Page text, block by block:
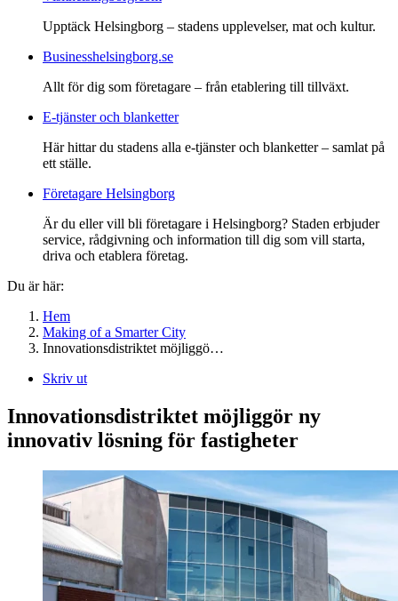
Upptäck Helsingborg – stadens upplevelser, mat och kultur.
Businesshelsingborg.se
Allt för dig som företagare – från etablering till tillväxt.
E-tjänster och blanketter
Här hittar du stadens alla e-tjänster och blanketter – samlat på
ett ställe.
Företagare Helsingborg
Är du eller vill bli företagare i Helsingborg? Staden erbjuder
service, rådgivning och information till dig som vill starta,
driva och etablera företag.
Du är här:
Hem
Making of a Smarter City
Innovationsdistriktet möjliggö…
Skriv ut
Innovationsdistriktet möjliggör ny
innovativ lösning för fastigheter